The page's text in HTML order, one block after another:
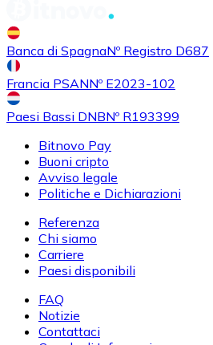
Banca di SpagnaNº Registro D687
Francia PSANNº E2023-102
Paesi Bassi DNBNº R193399
Bitnovo Pay
Buoni cripto
Avviso legale
Politiche e Dichiarazioni
Referenza
Chi siamo
Carriere
Paesi disponibili
FAQ
Notizie
Contattaci